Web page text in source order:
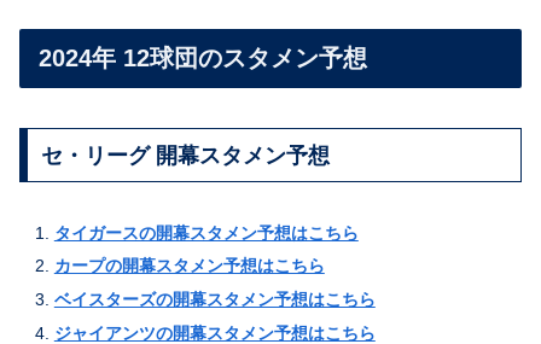
2024年 12球団のスタメン予想
セ・リーグ 開幕スタメン予想
タイガースの開幕スタメン予想はこちら
カープの開幕スタメン予想はこちら
ベイスターズの開幕スタメン予想はこちら
ジャイアンツの開幕スタメン予想はこちら